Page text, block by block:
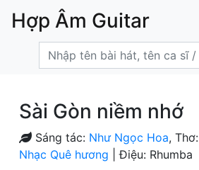
Hợp Âm Guitar
Sài Gòn niềm nhớ
Sáng tác: Như Ngọc Hoa, Thơ:
Nhạc Quê hương | Điệu: Rhumba